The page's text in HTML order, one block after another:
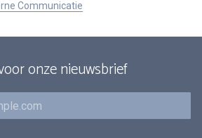
Communicatie
onze nieuwsbrief